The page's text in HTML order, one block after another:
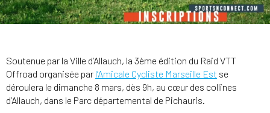
Soutenue par la Ville d’Allauch, la 3ème édition du Raid VTT
Offroad organisée par l’Amicale Cycliste Marseille Est se
déroulera le dimanche 8 mars, dès 9h, au cœur des collines
d’Allauch, dans le Parc départemental de Pichauris.